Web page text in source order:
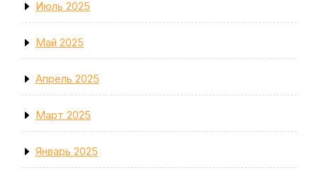
Июль 2025
Май 2025
Апрель 2025
Март 2025
Январь 2025